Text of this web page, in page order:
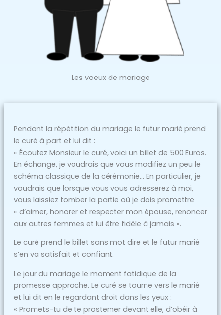
Les voeux de mariage
Pendant la répétition du mariage le futur marié prend
le curé à part et lui dit :
« Écoutez Monsieur le curé, voici un billet de 500 Euros.
En échange, je voudrais que vous modifiez un peu le
schéma classique de la cérémonie… En particulier, je
voudrais que lorsque vous vous adresserez à moi,
vous laissiez tomber la partie où je dois promettre
« d’aimer, honorer et respecter mon épouse, renoncer
aux autres femmes et lui être fidèle à jamais ».
Le curé prend le billet sans mot dire et le futur marié
s’en va satisfait et confiant.
Le jour du mariage le moment fatidique de la
promesse approche. Le curé se tourne vers le marié
et lui dit en le regardant droit dans les yeux :
« Promets-tu de te prosterner devant elle, d’obéir à